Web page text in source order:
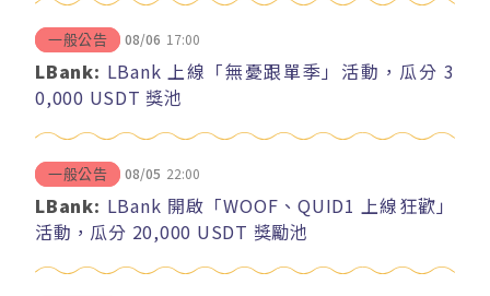
一般公告 08/06 17:00
LBank: LBank 上線「無憂跟單季」活動，瓜分 3
0,000 USDT 獎池
一般公告 08/05 22:00
LBank: LBank 開啟「WOOF、QUID1 上線狂歡」
活動，瓜分 20,000 USDT 獎勵池